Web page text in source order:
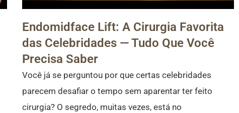
Endomidface Lift: A Cirurgia Favorita
das Celebridades — Tudo Que Você
Precisa Saber
Você já se perguntou por que certas celebridades
parecem desafiar o tempo sem aparentar ter feito
cirurgia? O segredo, muitas vezes, está no